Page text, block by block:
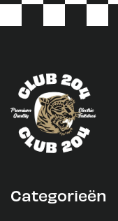
Categorieën